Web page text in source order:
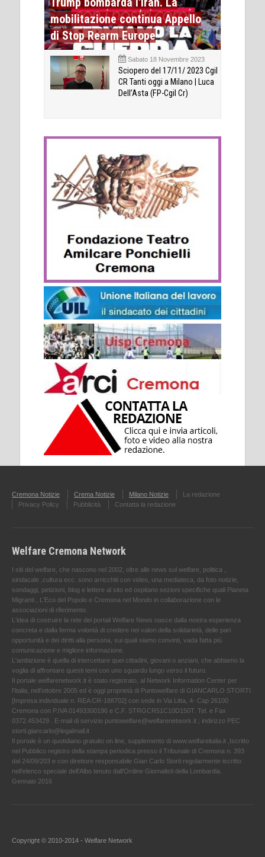
mobilitazione continua Appello
di Stop Rearm Europe
Sabato 18 Novembre 2023
Sciopero del 17/11/ 2023 Cgil
CR Tanti oggi a Milano | Luca
Dell’Asta (FP-Cgil Cr)
Cremona Notizie Crema Notizie Milano Notizie
La redazione
Privacy Policy
Pubblicità Contatta la redazione
Welfare Cremona Network
I siti del welfare, che nascono nel 2002, oltre alle news sul welfare, politica ,
sindacale ,cultura ecc. sono arricchiti con video, una mediateca, da foto notizie,
sondaggi, petizioni, blog e lettere al sito ed ospitano sezioni specifiche quali Pianeta
Migranti , L'Eco del Popolo e Cremona nel Mondo in collaborazione con le
associazioni di riferimento.
L'idea di costruire la rete dei portali Welfare News nasce dalla nostra esperienza
concreta e dalla ferma volontà di credere nei valori della solidarietà, delle pari
opportunità e dei diritti alla persona, sui quali siamo convinti, vada fatta più
comunicazione e migliore informazione.
L'ambizione è quella di intercettare quei cittadini, giovani o anziani, che abbiamo la
voglia di affrontare questi temi con uno sguardo lungo verso il futuro.
Il portale welfarenetwork.it è stato registrato, al Network Information Center per
l'Italia, nell’ottobre 2005 ed è oggi proprietà di Puntowelfare di GIANCARLO STORTI
[Impresa individuale n. REA CR-188702] con sede in Via Litta, 4- Cap 26100
Cremona con P.IVA 01493300196 e C.F. STRGCR51C10D150T. Tel. e Fax
0372.453429 . E-mail di servizio puntowelfare@welfarenetwork.it ; indirizzo PEC
storti.giancarlo@legalmail.it
Il portale è un quotidiano gratuito on line, supplemento di www.welfareitalia.it ,Iscritto
nel Pubblico registro della stampa periodica presso il Tribunale di Cremona n. 393
dal 24/09/203 e con direttore responsabile Gian Carlo Storti regolarmente iscritto
nell’elenco speciale dell’Albo tenuto dall’Ordine Giornalisti della Lombardia.
Gennaio 2016
Copyright © 2010-2014 - Welfare Network